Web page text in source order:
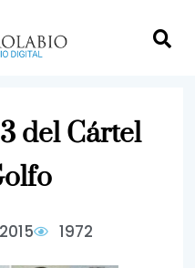
del Cártel
1972